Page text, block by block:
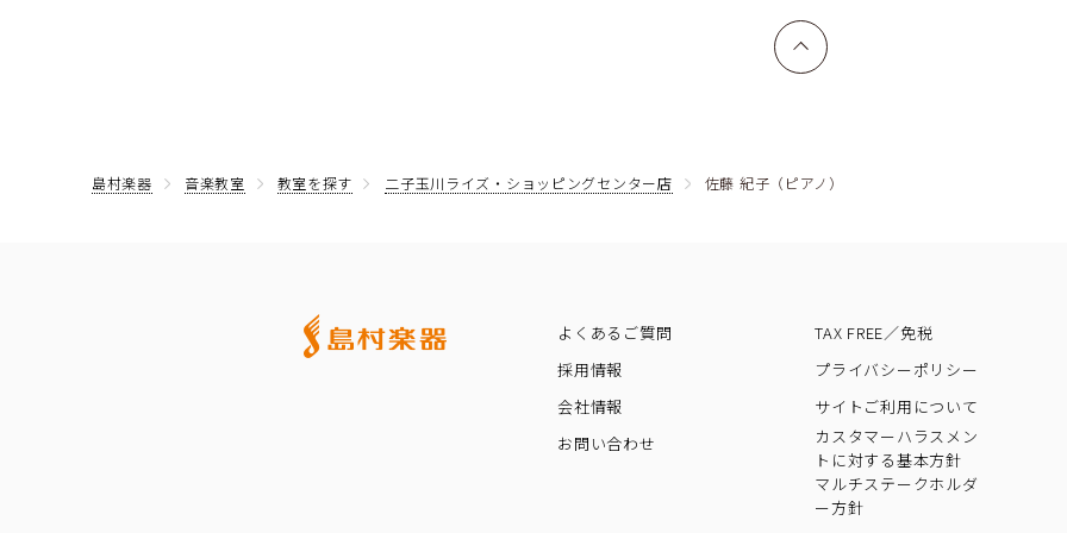
上へ戻る
島村楽器 音楽教室 教室を探す 二子玉川ライズ・ショッピングセンター店 佐藤 紀子（ピアノ）
よくあるご質問
採用情報
会社情報
お問い合わせ
TAX FREE／免税
プライバシーポリシー
サイトご利用について
カスタマーハラスメン
トに対する基本方針
マルチステークホルダ
ー方針